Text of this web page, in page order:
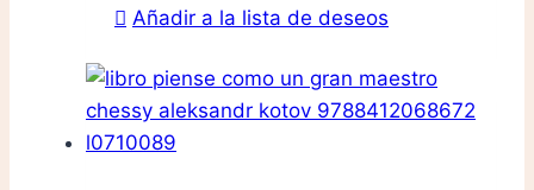
Añadir a la lista de deseos